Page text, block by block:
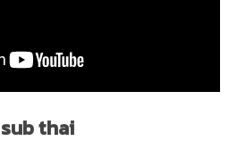
thai